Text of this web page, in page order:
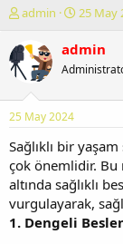
K
n
u
y
b
a
ş
a
t
a
n
admin
B
ş
a
ç
t
a
r
i
h
25 May
admin
25 May 2024
Sağlıklı bir
çok önemlidir. Bu
altında sağlıklı
vurgulayarak,
1. Dengeli